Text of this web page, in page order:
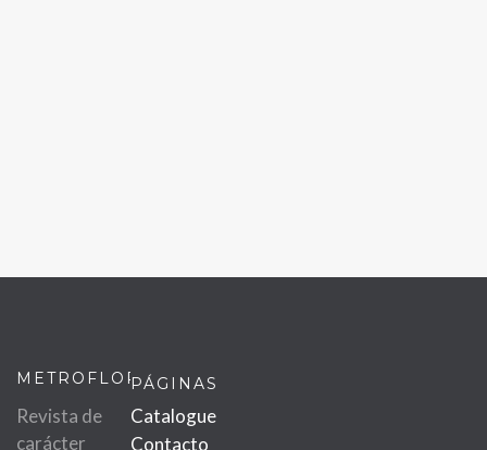
METROFLOR
Revista de
carácter
PÁGINAS
Catalogue
Contacto